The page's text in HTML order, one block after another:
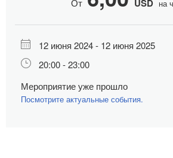
От USD на
12 июня 2024 - 12 июня 2025
20:00 - 23:00
Мероприятие уже прошло
Посмотрите актуальные события.